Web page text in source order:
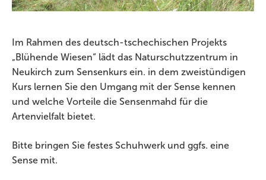
Im Rahmen des deutsch-tschechischen Projekts
„Blühende Wiesen“ lädt das Naturschutzzentrum in
Neukirch zum Sensenkurs ein. in dem zweistündigen
Kurs lernen Sie den Umgang mit der Sense kennen
und welche Vorteile die Sensenmahd für die
Artenvielfalt bietet.
Bitte bringen Sie festes Schuhwerk und ggfs. eine
Sense mit.